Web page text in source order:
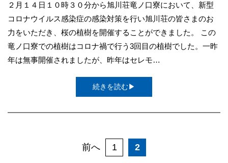
２月１４日１０時３０分から旭川荘竜ノ口寮において、新型
コロナウイルス感染症の感染対策を行い旭川荘の皆さまのお
力をいただき、桜の植樹を開催することができました。 この
竜ノ口寮での植樹はコロナ禍で行う3回目の植樹でした。一昨
年は無事開催されましたが、昨年はセレモ…
続きを読む▶
前へ 1 2